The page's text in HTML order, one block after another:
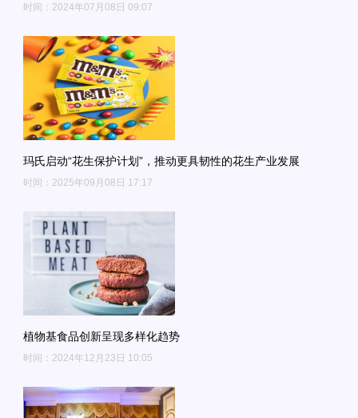
时间：2024年07月08日 09:07
玛氏启动“花生保护计划”，推动更具韧性的花生产业发展
时间：2025年09月08日 17:17
植物基食品创新呈现多样化趋势
时间：2024年12月23日 10:05